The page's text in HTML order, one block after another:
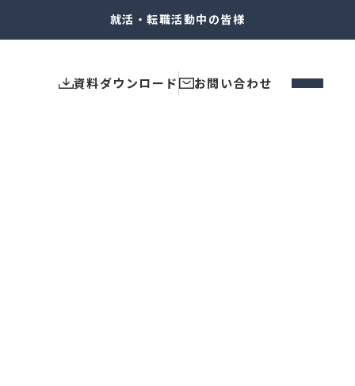
就活・転職活動中の皆様
資料ダウンロード お問い合わせ